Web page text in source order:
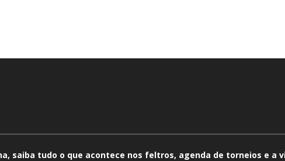
saiba tudo o que acontece nos feltros, agenda de torneios e a